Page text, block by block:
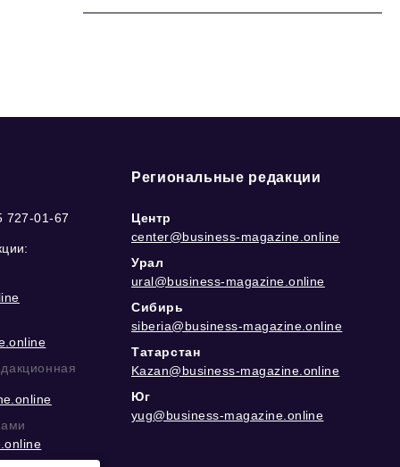
727-01-67
Региональные редакции
Центр
center@business-magazine.online
Урал
ural@business-magazine.online
Сибирь
siberia@business-magazine.online
Татарстан
Kazan@business-magazine.online
Юг
yug@business-magazine.online